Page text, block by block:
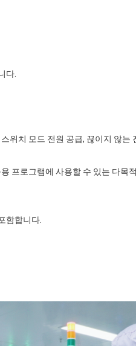
다.
위치 모드 전원 공급, 끊이지 않는
프로그램에 사용할 수 있는 다목
함합니다.